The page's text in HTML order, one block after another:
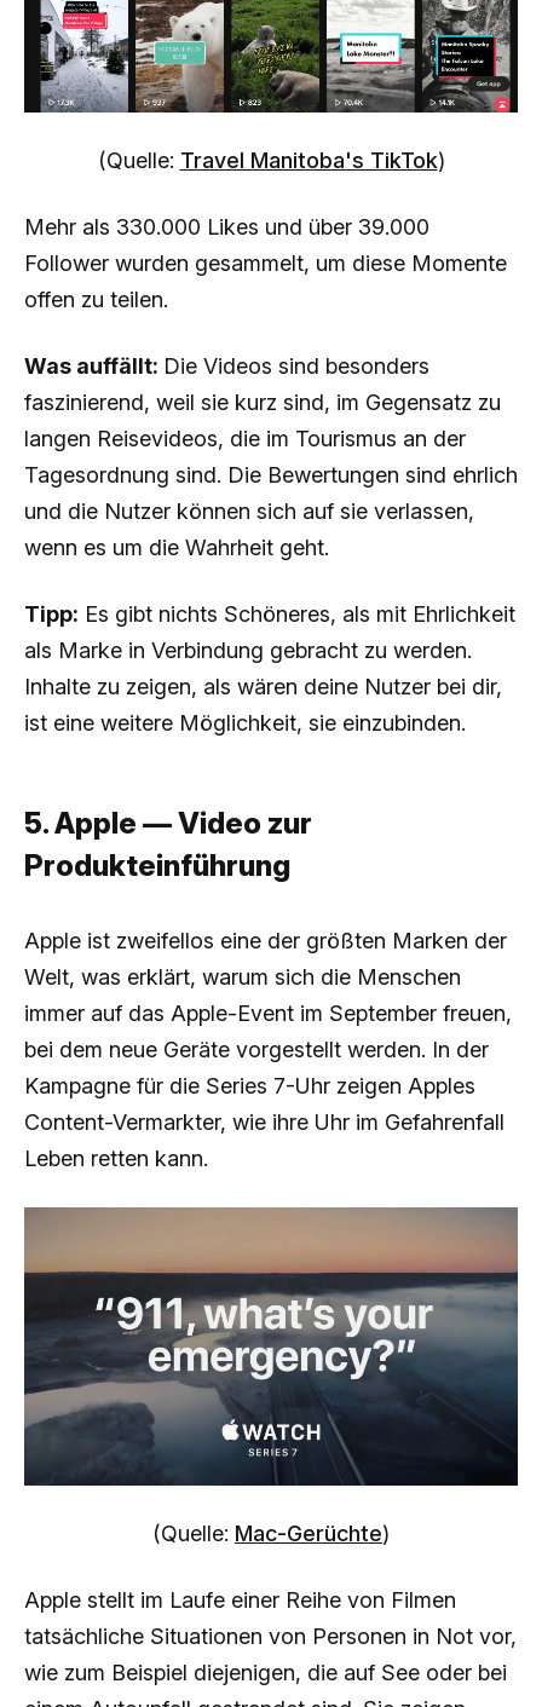
(Quelle: Travel Manitoba's TikTok)
Mehr als 330.000 Likes und über 39.000
Follower wurden gesammelt, um diese Momente
offen zu teilen.
Was auffällt: Die Videos sind besonders
faszinierend, weil sie kurz sind, im Gegensatz zu
langen Reisevideos, die im Tourismus an der
Tagesordnung sind. Die Bewertungen sind ehrlich
und die Nutzer können sich auf sie verlassen,
wenn es um die Wahrheit geht.
Tipp: Es gibt nichts Schöneres, als mit Ehrlichkeit
als Marke in Verbindung gebracht zu werden.
Inhalte zu zeigen, als wären deine Nutzer bei dir,
ist eine weitere Möglichkeit, sie einzubinden.
5. Apple — Video zur
Produkteinführung
Apple ist zweifellos eine der größten Marken der
Welt, was erklärt, warum sich die Menschen
immer auf das Apple-Event im September freuen,
bei dem neue Geräte vorgestellt werden. In der
Kampagne für die Series 7-Uhr zeigen Apples
Content-Vermarkter, wie ihre Uhr im Gefahrenfall
Leben retten kann.
(Quelle: Mac-Gerüchte)
Apple stellt im Laufe einer Reihe von Filmen
tatsächliche Situationen von Personen in Not vor,
wie zum Beispiel diejenigen, die auf See oder bei